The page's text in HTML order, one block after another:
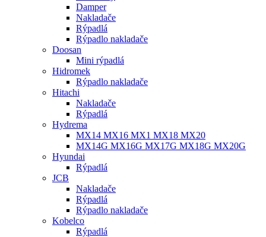
Damper
Nakladače
Rýpadlá
Rýpadlo nakladače
Doosan
Mini rýpadlá
Hidromek
Rýpadlo nakladače
Hitachi
Nakladače
Rýpadlá
Hydrema
MX14 MX16 MX1 MX18 MX20
MX14G MX16G MX17G MX18G MX20G
Hyundai
Rýpadlá
JCB
Nakladače
Rýpadlá
Rýpadlo nakladače
Kobelco
Rýpadlá